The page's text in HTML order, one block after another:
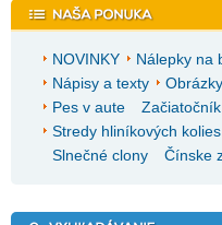
NOVINKY Nálepky na
Nápisy a texty
Obrázky
Pes v aute
Začiatočník
Stredy hliníkových kolies
Slnečné clony
Čínske